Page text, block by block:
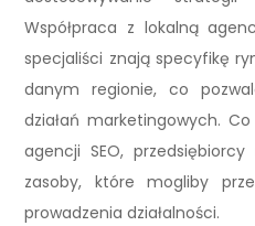
Współpraca z lokalną
specjaliści znają specyfikę
danym regionie, co
działań marketingowych.
agencji SEO,
zasoby, które mogliby
prowadzenia działalności.